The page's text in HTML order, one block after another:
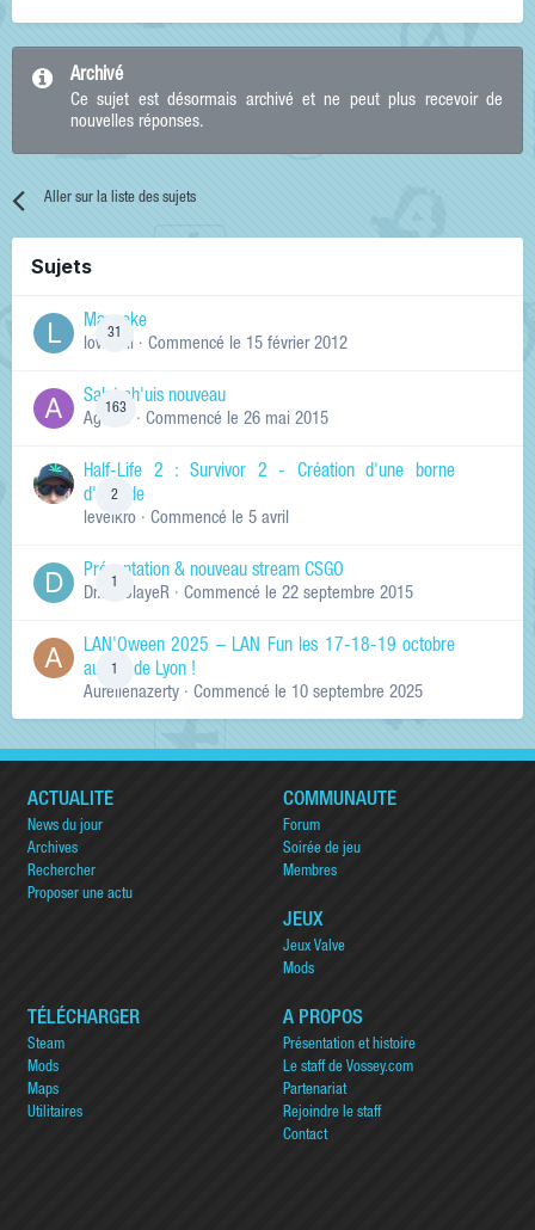
Archivé
Ce sujet est désormais archivé et ne peut plus recevoir de
nouvelles réponses.
Aller sur la liste des sujets
Sujets
31
Manneke
lowskill · Commencé le 15 février 2012
163
Salut ch'uis nouveau
Ag0Nie · Commencé le 26 mai 2015
2
Half-Life 2 : Survivor 2 - Création d'une borne
d'arcade
levelkro · Commencé le 5 avril
Présentation & nouveau stream CSGO
Dr.KinSlayeR · Commencé le 22 septembre 2015
LAN'Oween 2025 – LAN Fun les 17-18-19 octobre
au sud de Lyon !
Aurelienazerty · Commencé le 10 septembre 2025
ACTUALITÉ
News du jour
Archives
Rechercher
Proposer une actu
COMMUNAUTÉ
Forum
Soirée de jeu
Membres
JEUX
Jeux Valve
Mods
TÉLÉCHARGER
Steam
Mods
Maps
Utilitaires
A PROPOS
Présentation et histoire
Le staff de Vossey.com
Partenariat
Rejoindre le staff
Contact